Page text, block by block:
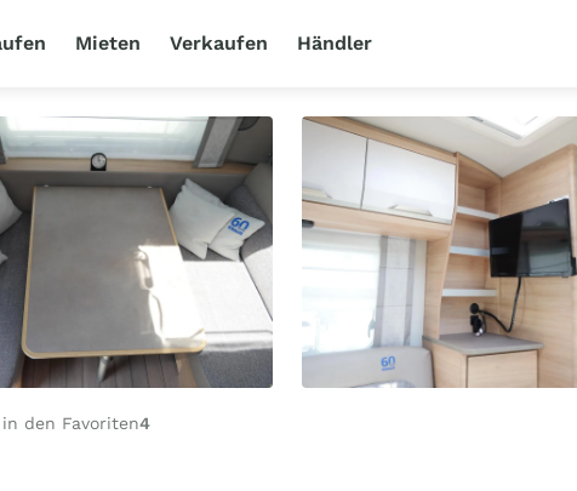
Mieten Verkaufen Händler
in den Favoriten4